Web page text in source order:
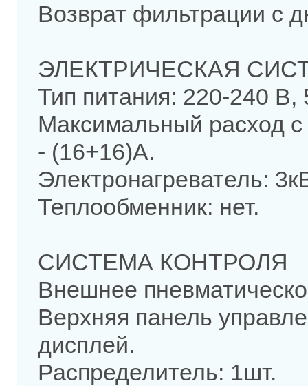
Возврат фильтрации с
ЭЛЕКТРИЧЕСКАЯ
Тип питания: 220-240 В,
Максимальный расход с
- (16+16)А.
Электронагреватель:
Теплообменник: нет.
СИСТЕМА КОНТРОЛЯ
Внешнее
Верхняя панель
дисплей.
Распределитель: 1шт.